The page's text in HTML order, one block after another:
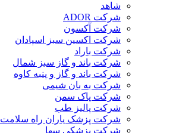
شاهد
شرکت ADOR
شرکت آکسون
شرکت اکسین سبز اسپادان
شرکت باراد
شرکت باند و گاز سبز شمال
شرکت باند و گاز و پنبه کاوه
شرکت به بان شیمی
شرکت پاک سمن
شرکت پالیز طب
شرکت پزشک یاران راه سلامت
شرکت پزشکی سها